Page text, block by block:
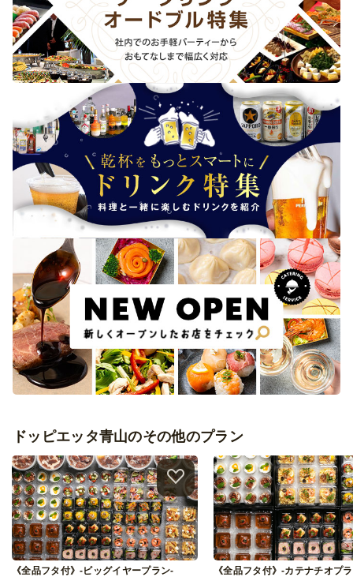
ドッピエッタ青山のその他のプラン
《全品フタ付》-ビッグイヤープラン-
《全品フタ付》-カテナチオプ